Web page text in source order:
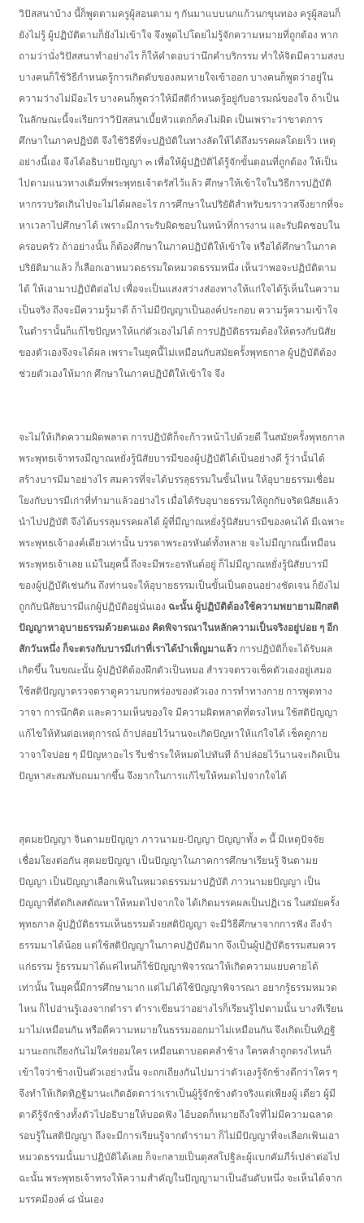
วิปัสสนาบ้าง นี้ก็พูดตามครูผู้สอนตาม ๆ กันมาแบบนกแก้วนกขุนทอง ครูผู้สอนก็
ยังไม่รู้ ผู้ปฏิบัติตามก็ยังไม่เข้าใจ จึงพูดไปโดยไม่รู้จักความหมายที่ถูกต้อง หาก
ถามว่านั่งวิปัสสนาทำอย่างไร ก็ให้คำตอบว่านึกคำบริกรรม ทำให้จิตมีความสงบ
บางคนก็ใช้วิธีกำหนดรู้การเกิดดับของลมหายใจเข้าออก บางคนก็พูดว่าอยู่ใน
ความว่างไม่มีอะไร บางคนก็พูดว่าให้มีสติกำหนดรู้อยู่กับอารมณ์ของใจ ถ้าเป็น
ในลักษณะนี้จะเรียกว่าวิปัสสนาเบี้ยหัวแตกก็คงไม่ผิด เป็นเพราะว่าขาดการ
ศึกษาในภาคปฏิบัติ จึงใช้วิธีที่จะปฏิบัติในทางลัดให้ได้ถึงมรรคผลโดยเร็ว เหตุ
อย่างนี้เอง จึงได้อธิบายปัญญา ๓ เพื่อให้ผู้ปฏิบัติได้รู้จักขั้นตอนที่ถูกต้อง ให้เป็น
ไปตามแนวทางเดิมที่พระพุทธเจ้าตรัสไว้แล้ว ศึกษาให้เข้าใจในวิธีการปฏิบัติ
หากรวบรัดเกินไปจะไม่ได้ผลอะไร การศึกษาในปริยัติสำหรับฆราวาสจึงยากที่จะ
หาเวลาไปศึกษาได้ เพราะมีภาระรับผิดชอบในหน้าที่การงาน และรับผิดชอบใน
ครอบครัว ถ้าอย่างนั้น ก็ต้องศึกษาในภาคปฏิบัติให้เข้าใจ หรือได้ศึกษาในภาค
ปริยัติมาแล้ว ก็เลือกเอาหมวดธรรมใดหมวดธรรมหนึ่ง เห็นว่าพอจะปฏิบัติตาม
ได้ ให้เอามาปฏิบัติต่อไป เพื่อจะเป็นแสงสว่างส่องทางให้แก่ใจได้รู้เห็นในความ
เป็นจริง ถึงจะมีความรู้มาดี ถ้าไม่มีปัญญาเป็นองค์ประกอบ ความรู้ความเข้าใจ
ในตำรานั้นก็แก้ไขปัญหาให้แก่ตัวเองไม่ได้ การปฏิบัติธรรมต้องให้ตรงกับนิสัย
ของตัวเองจึงจะได้ผล เพราะในยุคนี้ไม่เหมือนกับสมัยครั้งพุทธกาล ผู้ปฏิบัติต้อง
ช่วยตัวเองให้มาก ศึกษาในภาคปฏิบัติให้เข้าใจ จึง
จะไม่ให้เกิดความผิดพลาด การปฏิบัติก็จะก้าวหน้าไปด้วยดี ในสมัยครั้งพุทธกาล
พระพุทธเจ้าทรงมีญาณหยั่งรู้นิสัยบารมีของผู้ปฏิบัติได้เป็นอย่างดี รู้ว่านั้นได้
สร้างบารมีมาอย่างไร สมควรที่จะได้บรรลุธรรมในขั้นไหน ให้อุบายธรรมเชื่อม
โยงกับบารมีเก่าที่ทำมาแล้วอย่างไร เมื่อได้รับอุบายธรรมให้ถูกกับจริตนิสัยแล้ว
นำไปปฏิบัติ จึงได้บรรลุมรรคผลได้ ผู้ที่มีญาณหยั่งรู้นิสัยบารมีของคนได้ มีเฉพาะ
พระพุทธเจ้าองค์เดียวเท่านั้น บรรดาพระอรหันต์ทั้งหลาย จะไม่มีญาณนี้เหมือน
พระพุทธเจ้าเลย แม้ในยุคนี้ ถึงจะมีพระอรหันต์อยู่ ก็ไม่มีญาณหยั่งรู้นิสัยบารมี
ของผู้ปฏิบัติเช่นกัน ถึงท่านจะให้อุบายธรรมเป็นขั้นเป็นตอนอย่างชัดเจน ก็ยังไม่
ถูกกับนิสัยบารมีแกผู้ปฏิบัติอยู่นั่นเอง ฉะนั้น ผู้ปฏิบัติต้องใช้ความพยายามฝึกสติ
ปัญญาหาอุบายธรรมด้วยตนเอง คิดพิจารณาในหลักความเป็นจริงอยู่บ่อย ๆ อีก
สักวันหนึ่ง ก็จะตรงกับบารมีเก่าที่เราได้บำเพ็ญมาแล้ว การปฏิบัติก็จะได้รับผล
เกิดขึ้น ในขณะนั้น ผู้ปฏิบัติต้องฝึกตัวเป็นหมอ สำรวจตรวจเช็คตัวเองอยู่เสมอ
ใช้สติปัญญาตรวจตราดูความบกพร่องของตัวเอง การทำทางกาย การพูดทาง
วาจา การนึกคิด และความเห็นของใจ มีความผิดพลาดที่ตรงไหน ใช้สติปัญญา
แก้ไขให้ทันต่อเหตุการณ์ ถ้าปล่อยไว้นานจะเกิดปัญหาให้แก่ใจได้ เช็คดูกาย
วาจาใจบ่อย ๆ มีปัญหาอะไร รีบชำระให้หมดไปทันที ถ้าปล่อยไว้นานจะเกิดเป็น
ปัญหาสะสมทับถมมากขึ้น จึงยากในการแก้ไขให้หมดไปจากใจได้
สุตมยปัญญา จินตามยปัญญา ภาวนามย-ปัญญา ปัญญาทั้ง ๓ นี้ มีเหตุปัจจัย
เชื่อมโยงต่อกัน สุตมยปัญญา เป็นปัญญาในภาคการศึกษาเรียนรู้ จินตามย
ปัญญา เป็นปัญญาเลือกเฟ้นในหมวดธรรมมาปฏิบัติ ภาวนามยปัญญา เป็น
ปัญญาที่ตัดกิเลสตัณหาให้หมดไปจากใจ ได้เกิดมรรคผลเป็นปฏิเวธ ในสมัยครั้ง
พุทธกาล ผู้ปฏิบัติธรรมเห็นธรรมด้วยสติปัญญา จะมีวิธีศึกษาจากการฟัง ถึงจำ
ธรรมมาได้น้อย แต่ใช้สติปัญญาในภาคปฏิบัติมาก จึงเป็นผู้ปฏิบัติธรรมสมควร
แก่ธรรม รู้ธรรมมาได้แค่ไหนก็ใช้ปัญญาพิจารณาให้เกิดความแยบคายได้
เท่านั้น ในยุคนี้มีการศึกษามาก แต่ไม่ได้ใช้ปัญญาพิจารณา อยากรู้ธรรมหมวด
ไหน ก็ไปอ่านรู้เองจากตำรา ตำราเขียนว่าอย่างไรก็เรียนรู้ไปตามนั้น บางทีเรียน
มาไม่เหมือนกัน หรือตีความหมายในธรรมออกมาไม่เหมือนกัน จึงเกิดเป็นทิฏฐิ
มานะถกเถียงกันไม่ใคร่ยอมใคร เหมือนตาบอดคลำช้าง ใครคลำถูกตรงไหนก็
เข้าใจว่าช้างเป็นตัวเอย่างนั้น จะถกเถียงกันไปมาว่าตัวเองรู้จักช้างดีกว่าใคร ๆ
จึงทำให้เกิดทิฏฐิมานะเกิดอัตตาว่าเราเป็นผู้รู้จักช้างตัวจริงแต่เพียงผู้ เดียว ผู้มี
ตาดีรู้จักช้างทั้งตัวไปอธิบายให้บอดฟัง ไอ้บอดก็หมายถึงใจที่ไม่มีความฉลาด
รอบรู้ในสติปัญญา ถึงจะมีการเรียนรู้จากตำรามา ก็ไม่มีปัญญาที่จะเลือกเฟ้นเอา
หมวดธรรมนั้นมาปฏิบัติได้เลย ก็จะกลายเป็นตุสสโปฐิละผู้แบกคัมภีร์เปล่าต่อไป
ฉะนั้น พระพุทธเจ้าทรงให้ความสำคัญในปัญญามาเป็นอันดับหนึ่ง จะเห็นได้จาก
มรรคมีองค์ ๘ นั่นเอง